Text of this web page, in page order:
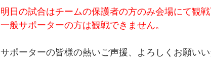
明日の試合はチームの保護者の方のみ会場にて観戦
一般サポーターの方は観戦できません。
サポーターの皆様の熱いご声援、よろしくお願いい